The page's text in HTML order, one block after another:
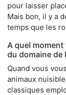
pour laisser
Mais bon, il y a
temps que les
A quel
du domaine de
Quand vous
animaux
classiques